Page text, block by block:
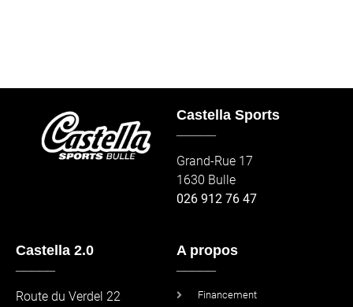
Castella Sports
Grand-Rue 17
1630 Bulle
026 912 76 47
Castella 2.0
Route du Verdel 22
A propos
Financement